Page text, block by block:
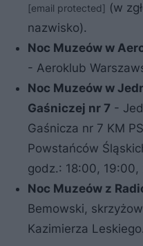
[email protected] (w
nazwisko).
Noc Muzeów w
- Aeroklub
Noc Muzeów w
Gaśniczej nr 7 -
Gaśnicza nr 7 KM
Powstańców
godz.: 18:00, 19:00,
Noc Muzeów z
Bemowski,
Kazimierza Leskiego.